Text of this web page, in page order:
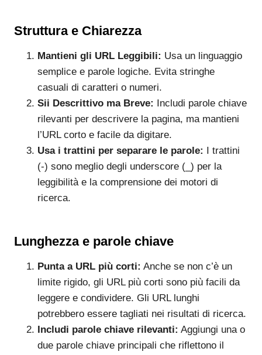
Struttura e Chiarezza
Mantieni gli URL Leggibili: Usa un linguaggio
semplice e parole logiche. Evita stringhe
casuali di caratteri o numeri.
Sii Descrittivo ma Breve:
Includi parole chiave
rilevanti per descrivere la pagina, ma mantieni
l’URL corto e facile da digitare.
Usa i trattini per separare le parole:
I trattini
(-) sono meglio degli underscore (_) per la
leggibilità e la comprensione dei motori di
ricerca.
Lunghezza e parole chiave
Punta a URL più corti: Anche se non c’è un
limite rigido, gli URL più corti sono più facili da
leggere e condividere. Gli URL lunghi
potrebbero essere tagliati nei risultati di ricerca.
Includi parole chiave rilevanti: Aggiungi una o
due parole chiave principali che riflettono il